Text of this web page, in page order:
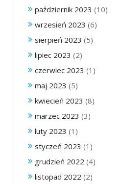
październik 2023 (10)
wrzesień 2023 (6)
sierpień 2023 (5)
lipiec 2023 (2)
czerwiec 2023 (1)
maj 2023 (5)
kwiecień 2023 (8)
marzec 2023 (3)
luty 2023 (1)
styczeń 2023 (1)
grudzień 2022 (4)
listopad 2022 (2)